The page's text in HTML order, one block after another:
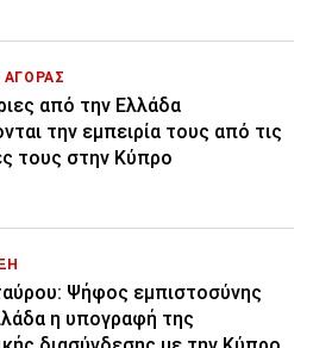
ΑΓΟΡΑΣ
από την Ελλάδα
την εμπειρία τους από τις
τους στην Κύπρο
Ψήφος εμπιστοσύνης
η υπογραφή της